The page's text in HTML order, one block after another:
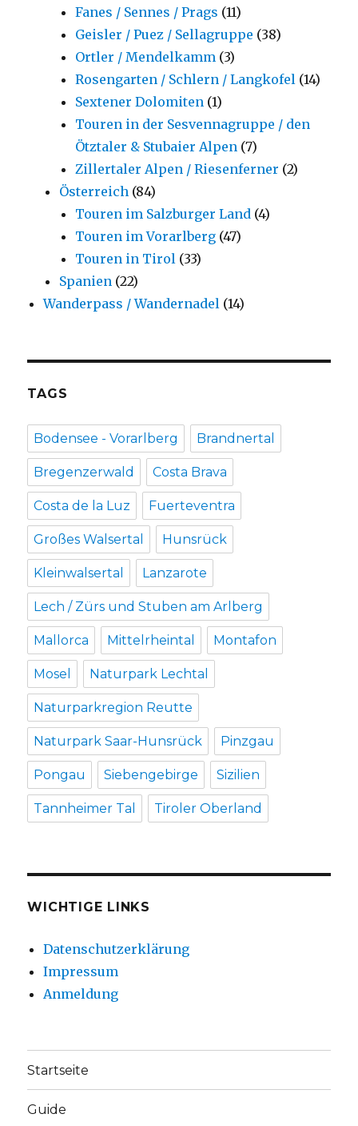
Fanes / Sennes / Prags (11)
Geisler / Puez / Sellagruppe (38)
Ortler / Mendelkamm (3)
Rosengarten / Schlern / Langkofel (14)
Sextener Dolomiten (1)
Touren in der Sesvennagruppe / den
Ötztaler & Stubaier Alpen (7)
Zillertaler Alpen / Riesenferner (2)
Österreich (84)
Touren im Salzburger Land (4)
Touren im Vorarlberg (47)
Touren in Tirol (33)
Spanien (22)
Wanderpass / Wandernadel (14)
TAGS
Bodensee - Vorarlberg Brandnertal
Bregenzerwald Costa Brava
Costa de la Luz Fuerteventra
Großes Walsertal Hunsrück
Kleinwalsertal Lanzarote
Lech / Zürs und Stuben am Arlberg
Mallorca Mittelrheintal Montafon
Mosel Naturpark Lechtal
Naturparkregion Reutte
Naturpark Saar-Hunsrück Pinzgau
Pongau Siebengebirge Sizilien
Tannheimer Tal Tiroler Oberland
WICHTIGE LINKS
Datenschutzerklärung
Impressum
Anmeldung
Startseite
Guide